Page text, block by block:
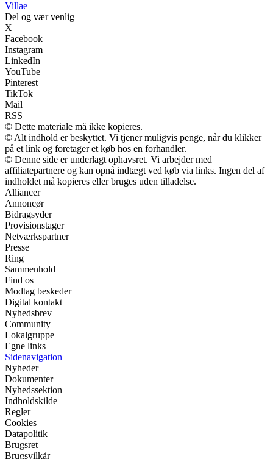
Villae
Del og vær venlig
X
Facebook
Instagram
LinkedIn
YouTube
Pinterest
TikTok
Mail
RSS
© Dette materiale må ikke kopieres.
© Alt indhold er beskyttet. Vi tjener muligvis penge, når du klikker
på et link og foretager et køb hos en forhandler.
© Denne side er underlagt ophavsret. Vi arbejder med
affiliatepartnere og kan opnå indtægt ved køb via links. Ingen del af
indholdet må kopieres eller bruges uden tilladelse.
Alliancer
Annoncør
Bidragsyder
Provisionstager
Netværkspartner
Presse
Ring
Sammenhold
Find os
Modtag beskeder
Digital kontakt
Nyhedsbrev
Community
Lokalgruppe
Egne links
Sidenavigation
Nyheder
Dokumenter
Nyhedssektion
Indholdskilde
Regler
Cookies
Datapolitik
Brugsret
Brugsvilkår